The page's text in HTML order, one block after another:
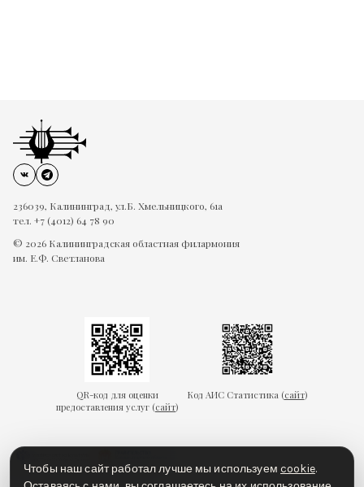
236039, Калининград, ул.Б. Хмельницкого, 61а
тел. +7 (4012) 64 78 90
© 2026 Калининградская областная филармония
им. Е.Ф. Светланова
QR-код для оценки
предоставления услуг (сайт)
Код АИС Статистика (сайт)
Чтобы наш сайт работал лучше мы используемcookie.